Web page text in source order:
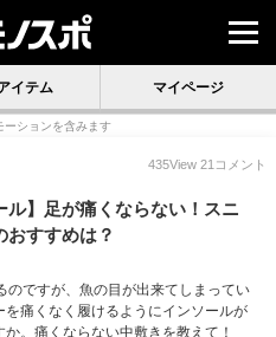
イテム マイページ
ーションを含みます
435View 21 コメント
ル】足が痛くならない！スニ
おすすめは？
ですが、魚の目が出来てしまってい
痛くなく履けるようにインソールが
。痛くならない中敷きを教えて！